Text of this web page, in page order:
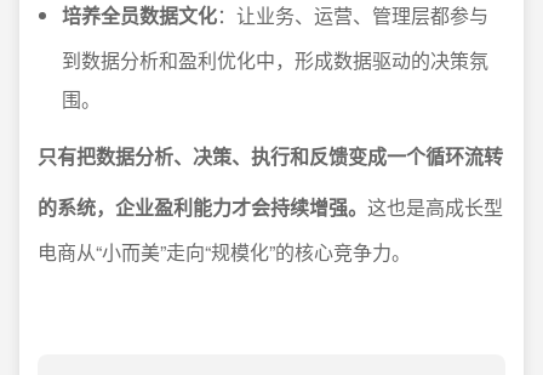
培养全员数据文化：让业务、运营、管理层都参与
到数据分析和盈利优化中，形成数据驱动的决策氛
围。
只有把数据分析、决策、执行和反馈变成一个循环流转
的系统，企业盈利能力才会持续增强。 这也是高成长型
电商从“小而美”走向“规模化”的核心竞争力。